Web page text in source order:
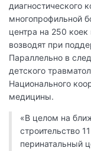
диагностического
многопрофильной
центра на 250
возводят при
Параллельно в
детского
Национального
медицины.
«В целом на
строительство
перинатальный